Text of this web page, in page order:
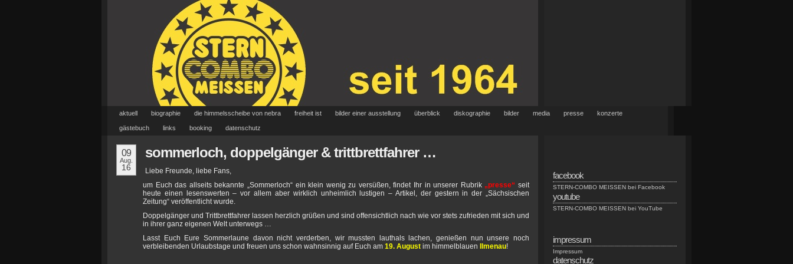
aktuell biographie die himmelsscheibe von nebra freiheit ist bilder einer ausstellung überblick diskographie bilder media presse konzerte
gästebuch links booking datenschutz
09
Aug.
16
sommerloch, doppelgänger & trittbrettfahrer …
Liebe Freunde, liebe Fans,
um Euch das allseits bekannte „Sommerloch“ ein klein wenig zu versüßen, findet Ihr in unserer Rubrik „presse“ seit
heute einen lesenswerten – vor allem aber wirklich unheimlich lustigen – Artikel, der gestern in der „Sächsischen
Zeitung“ veröffentlicht wurde.
Doppelgänger und Trittbrettfahrer lassen herzlich grüßen und sind offensichtlich nach wie vor stets zufrieden mit sich und
in ihrer ganz eigenen Welt unterwegs …
Lasst Euch Eure Sommerlaune davon nicht verderben, wir mussten lauthals lachen, genießen nun unsere noch
verbleibenden Urlaubstage und freuen uns schon wahnsinnig auf Euch am 19. August im himmelblauen Ilmenau!
facebook
STERN-COMBO MEISSEN bei Facebook
youtube
STERN-COMBO MEISSEN bei YouTube
impressum
Impressum
datenschutz